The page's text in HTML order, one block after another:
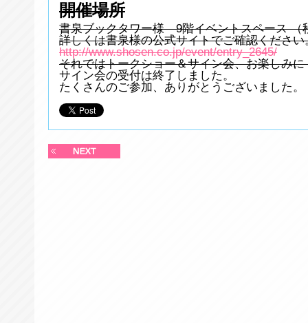
開催場所
書泉ブックタワー様 9階イベントスペース （
詳しくは書泉様の公式サイトでご確認ください
http://www.shosen.co.jp/event/entry_2645/
それではトークショー＆サイン会、お楽しみに
サイン会の受付は終了しました。
たくさんのご参加、ありがとうございました。